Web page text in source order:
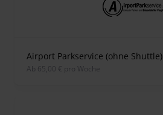
Airport Parkservice (ohne Shuttle)
ab 65,00 € pro Woche